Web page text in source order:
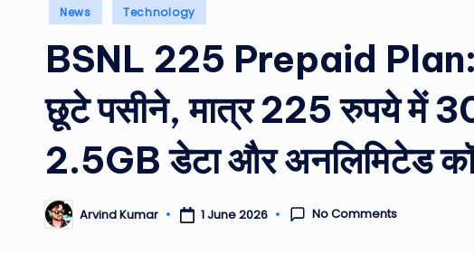
Posted
News Technology
BSNL 225 Prepaid Plan:
छूटे पसीने, मात्र 225 रुपये में 30
2.5GB डेटा और अनलिमिटेड
Posted
by
Arvind Kumar 1 June 2026 No Comments